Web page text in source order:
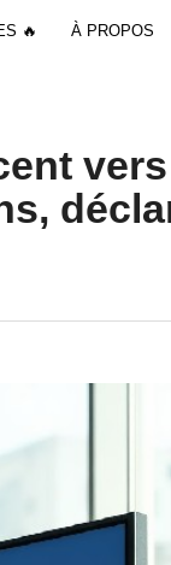
🔥 À PROPOS
vers